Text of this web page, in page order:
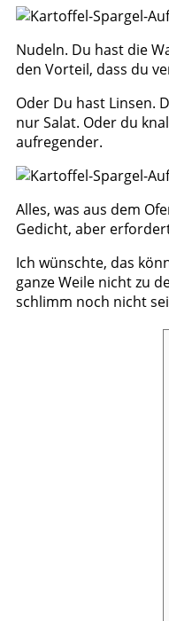
Nudeln. Du hast die
den Vorteil, dass du
Oder Du hast Linsen.
nur Salat. Oder du
aufregender.
Alles, was aus dem
Gedicht, aber
Ich wünschte, das
ganze Weile nicht zu
schlimm noch nicht